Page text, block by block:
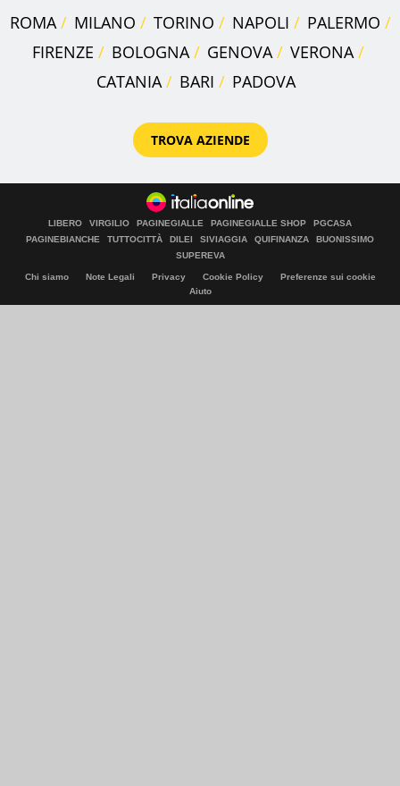
ROMA MILANO TORINO NAPOLI
PALERMO
FIRENZE
BOLOGNA GENOVA
VERONA
CATANIA
BARI PADOVA
TROVA AZIENDE
LIBERO VIRGILIO PAGINEGIALLE PAGINEGIALLE SHOP
PGCASA
PAGINEBIANCHE
TUTTOCITTÀ DILEI SIVIAGGIA QUIFINANZA
BUONISSIMO
SUPEREVA
Chi siamo Note Legali Privacy Cookie Policy
Preferenze sui cookie
Aiuto